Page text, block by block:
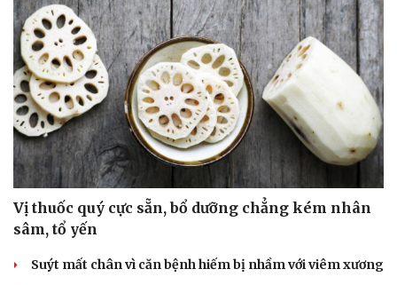
Vị thuốc quý cực sẵn, bổ dưỡng chẳng kém nhân
sâm, tổ yến
Suýt mất chân vì căn bệnh hiếm bị nhầm với viêm xương